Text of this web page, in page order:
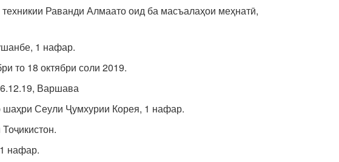
Раванди Алмаато оид ба масъалаҳои меҳнатӣ,
1 нафар.
то 18 октябри соли 2019.
Варшава
шаҳри Сеули Ҷумхурии Корея, 1 нафар.
нафар.